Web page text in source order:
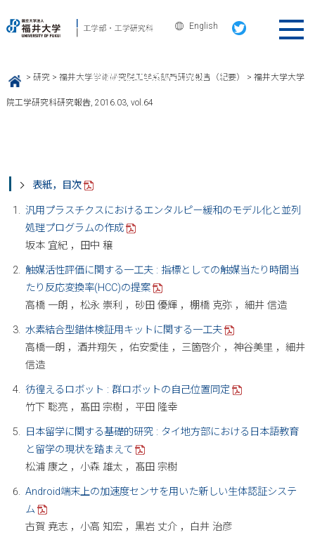
English
報告, 2016.03, vol.64
HOME > 研究> 福井大学学術研究院工学系部門研究報告（紀要） > 福井大学大学
院工学研究科研究報告, 2016.03, vol.64
表紙，目次
汎用プラスチクスにおけるエンタルピー緩和のモデル化と並列
処理プログラムの作成
坂本 宜紀 ，田中 穣
触媒活性評価に関する一工夫 : 指標としての触媒当たり時間当
たり反応変換率(HCC)の提案
高橋 一朗 ，松永 崇利 ，砂田 優輝 ，棚橋 克弥 ，細井 信造
水素結合型錯体検証用キットに関する一工夫
高橋一朗 ，酒井翔矢 ，佑安愛佳 ，三箇啓介 ，神谷美里 ，細井
信造
彷徨えるロボット : 群ロボットの自己位置同定
竹下 聡亮 ，髙田 宗樹 ，平田 隆幸
日本留学に関する基礎的研究 : タイ地方部における日本語教育
と留学の現状を踏まえて
松浦 康之 ，小森 雄太 ，髙田 宗樹
Android端末上の加速度センサを用いた新しい生体認証システ
ム
古賀 尭志 ，小高 知宏 ，黒岩 丈介 ，白井 治彦